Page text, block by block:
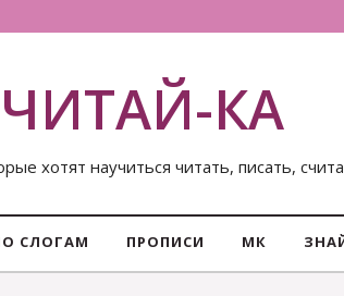
КА
хотят научиться читать, писать,
СЛОГАМ ПРОПИСИ МК